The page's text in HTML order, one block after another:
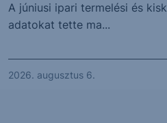
A júniusi ipari termelési és
adatokat tette ma...
2026. augusztus 6.